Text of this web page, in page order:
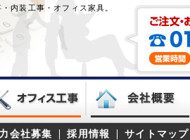
内装工事・オフィス家具。
会社募集 採用情報 サイトマップ